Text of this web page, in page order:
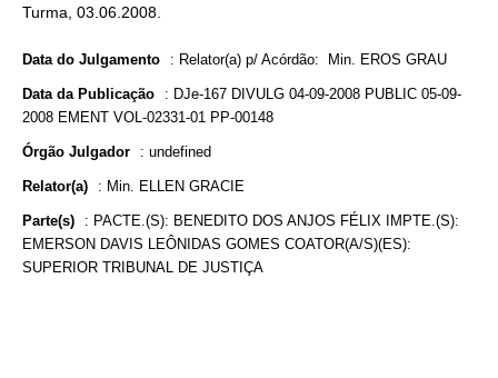
Turma, 03.06.2008.
Data do Julgamento : Relator(a) p/ Acórdão: Min. EROS GRAU
Data da Publicação : DJe-167 DIVULG 04-09-2008 PUBLIC 05-09-
2008 EMENT VOL-02331-01 PP-00148
Órgão Julgador : undefined
Relator(a) : Min. ELLEN GRACIE
Parte(s) : PACTE.(S): BENEDITO DOS ANJOS FÉLIX IMPTE.(S):
EMERSON DAVIS LEÔNIDAS GOMES COATOR(A/S)(ES):
SUPERIOR TRIBUNAL DE JUSTIÇA